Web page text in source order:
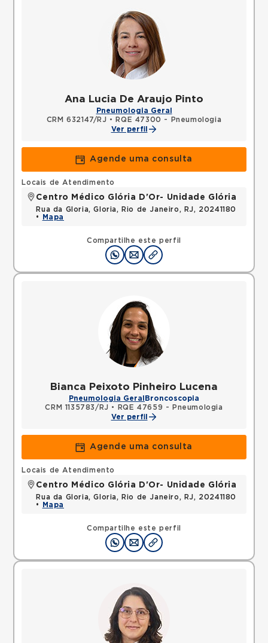
Ana Lucia De Araujo Pinto
Pneumologia Geral
CRM 632147/RJ •
RQE 47300 - Pneumologia
Ver perfil
Agende uma consulta
Compartilhe este perfil
Locais de Atendimento
Centro Médico Glória D'Or- Unidade Glória
Rua da Gloria, Gloria, Rio de Janeiro, RJ, 20241180
•
Mapa
Bianca Peixoto Pinheiro Lucena
Pneumologia Geral Broncoscopia
CRM 1135783/RJ •
RQE 47659 - Pneumologia
Ver perfil
Agende uma consulta
Compartilhe este perfil
Locais de Atendimento
Centro Médico Glória D'Or- Unidade Glória
Rua da Gloria, Gloria, Rio de Janeiro, RJ, 20241180
•
Mapa